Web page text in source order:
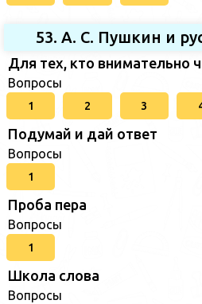
53. А. С. Пушкин и
Для тех, кто внимательно
Вопросы
1 2 3
Подумай и дай ответ
Вопросы
1
Проба пера
Вопросы
1
Школа слова
Вопросы